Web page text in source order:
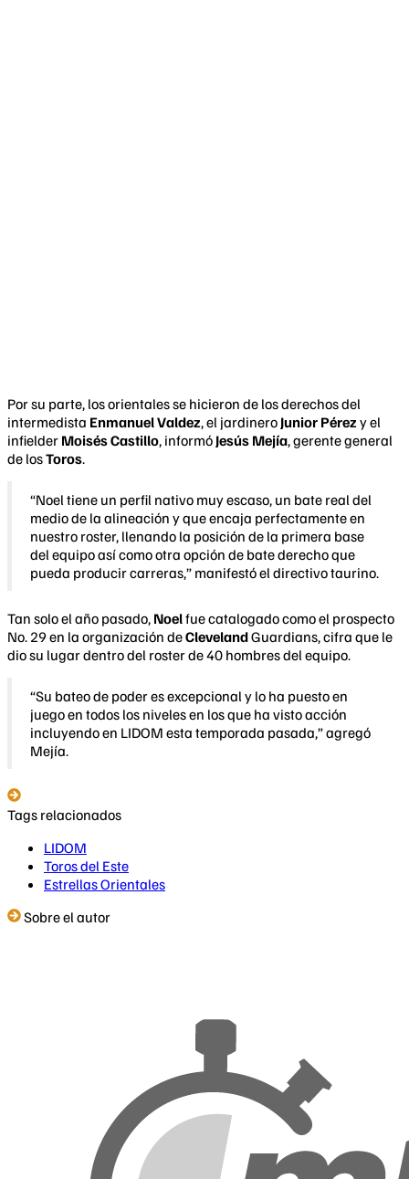
Por su parte, los orientales se hicieron de los derechos del
intermedista Enmanuel Valdez, el jardinero Junior Pérez y el
infielder Moisés Castillo, informó Jesús Mejía, gerente general
de losToros.
“Noel tiene un perfil nativo muy escaso, un bate real del
medio de la alineación y que encaja perfectamente en
nuestro roster, llenando la posición de la primera base
del equipo así como otra opción de bate derecho que
pueda producir carreras,” manifestó el directivo taurino.
Tan solo el año pasado, Noelfue catalogado como el prospecto
No. 29 en la organización deClevelandGuardians, cifra que le
dio su lugar dentro del roster de 40 hombres del equipo.
“Su bateo de poder es excepcional y lo ha puesto en
juego en todos los niveles en los que ha visto acción
incluyendo en LIDOM esta temporada pasada,” agregó
Mejía.
Tags relacionados
LIDOM
Toros del Este
Estrellas Orientales
Sobre el autor